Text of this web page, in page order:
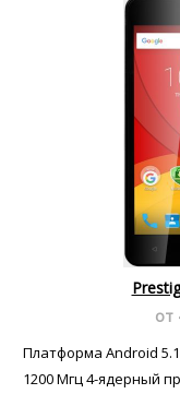
от
Платформа Android 5.1
1200 Мгц 4-ядерный